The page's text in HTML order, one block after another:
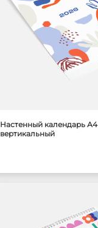
Настенный календарь А4
вертикальный